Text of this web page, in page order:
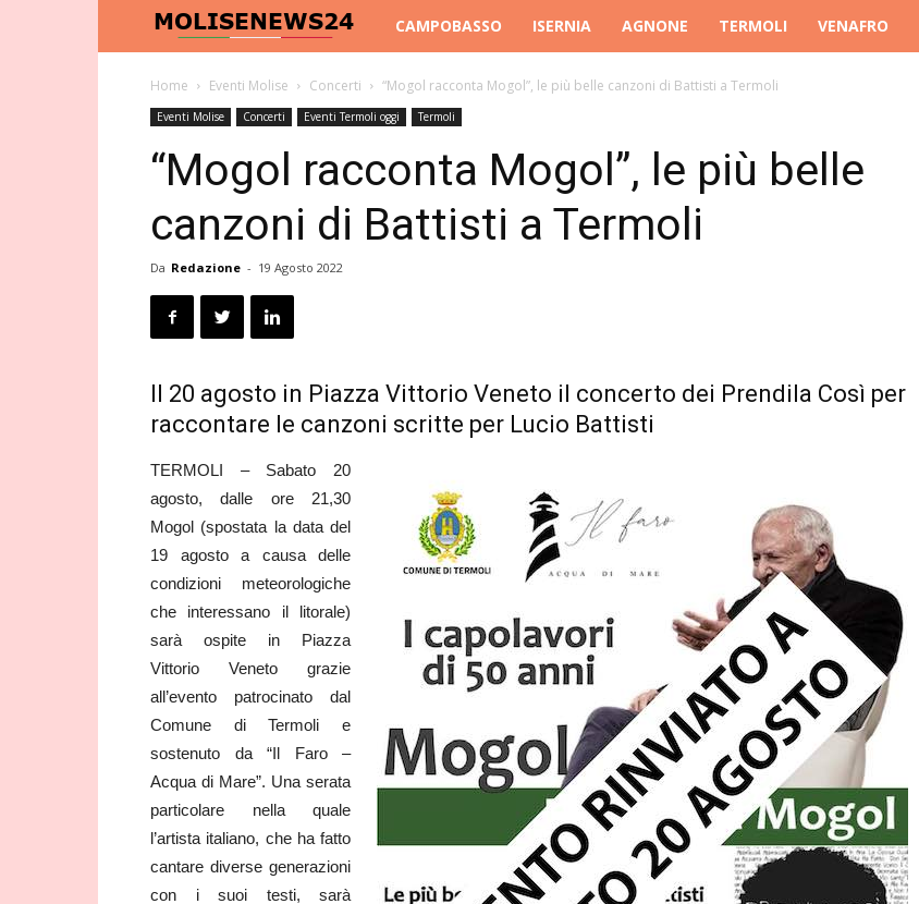
Molise
News
24
CAMPOBASSO ISERNIA AGNONE TERMOLI VENAFRO
Home Eventi Molise Concerti “Mogol racconta Mogol”, le più belle canzoni di Battisti a Termoli
Eventi Molise Concerti Eventi Termoli oggi Termoli
“Mogol racconta Mogol”, le più belle
canzoni di Battisti a Termoli
Da Redazione - 19 Agosto 2022
Il 20 agosto in Piazza Vittorio Veneto il concerto dei Prendila Così per
raccontare le canzoni scritte per Lucio Battisti
TERMOLI – Sabato 20
agosto, dalle ore 21,30
Mogol (spostata la data del
19 agosto a causa delle
condizioni meteorologiche
che interessano il litorale)
sarà ospite in Piazza
Vittorio Veneto grazie
all’evento patrocinato dal
Comune di Termoli e
sostenuto da “Il Faro –
Acqua di Mare”. Una serata
particolare nella quale
l’artista italiano, che ha fatto
cantare diverse generazioni
con i suoi testi, sarà